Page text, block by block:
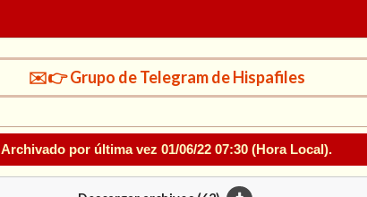
✉️👉 Grupo de Telegram de Hispafiles
Archivado por última vez 01/06/22 07:30 (Hora Local).